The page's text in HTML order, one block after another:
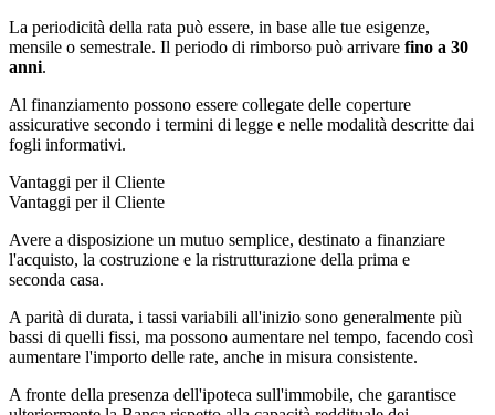
La periodicità della rata può essere, in base alle tue esigenze,
mensile o semestrale. Il periodo di rimborso può arrivare fino a 30
anni.
Al finanziamento possono essere collegate delle coperture
assicurative secondo i termini di legge e nelle modalità descritte dai
fogli informativi.
Vantaggi per il Cliente
Vantaggi per il Cliente
Avere a disposizione un mutuo semplice, destinato a finanziare
l'acquisto, la costruzione e la ristrutturazione della prima e
seconda casa.
A parità di durata, i tassi variabili all'inizio sono generalmente più
bassi di quelli fissi, ma possono aumentare nel tempo, facendo così
aumentare l'importo delle rate, anche in misura consistente.
A fronte della presenza dell'ipoteca sull'immobile, che garantisce